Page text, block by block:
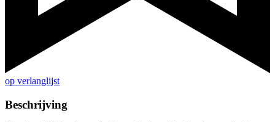
op verlanglijst
Beschrijving